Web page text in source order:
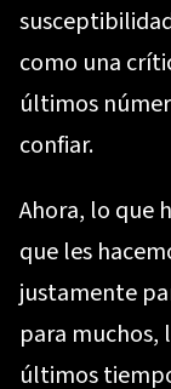
como una
últimos
confiar.
Ahora, lo que
que les
justamente
para muchos,
últimos